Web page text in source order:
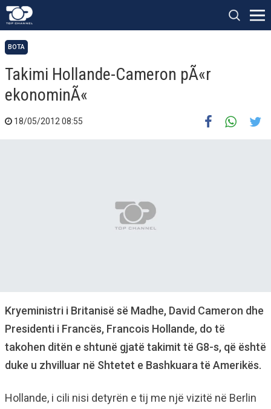
BOTA
Takimi Hollande-Cameron pÃ«r
ekonominÃ«
18/05/2012 08:55
Kryeministri i Britanisë së Madhe, David Cameron dhe
Presidenti i Francës, Francois Hollande, do të
takohen ditën e shtunë gjatë takimit të G8-s, që është
duke u zhvilluar në Shtetet e Bashkuara të Amerikës.
Hollande, i cili nisi detyrën e tij me një vizitë në Berlin